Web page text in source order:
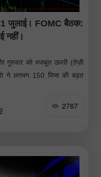
जुलाई। FOMC बैठक:
नहीं।
गुरुवार को मजबूत ऊपरी (तेज़ी
ने लगभग 150 पिप्स की बढ़त
2767